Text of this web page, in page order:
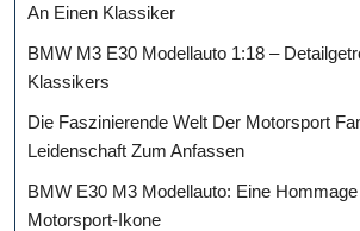
An Einen Klassiker
BMW M3 E30 Modellauto 1:18 –
Klassikers
Die Faszinierende Welt Der Motorsport
Leidenschaft Zum Anfassen
BMW E30 M3 Modellauto: Eine
Motorsport-Ikone